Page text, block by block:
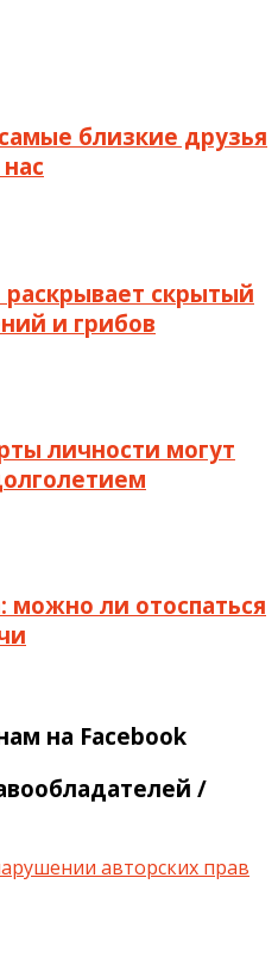
близкие друзья
скрытый
и грибов
личности могут
можно ли отоспаться
на Facebook
/
авторских прав